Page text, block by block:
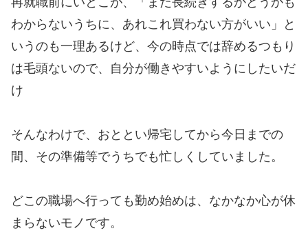
わからないうちに、あれこれ買わない方がいい」と
いうのも一理あるけど、今の時点では辞めるつもり
は毛頭ないので、自分が働きやすいようにしたいだ
け
そんなわけで、おととい帰宅してから今日までの
間、その準備等でうちでも忙しくしていました。
どこの職場へ行っても勤め始めは、なかなか心が休
まらないモノです。